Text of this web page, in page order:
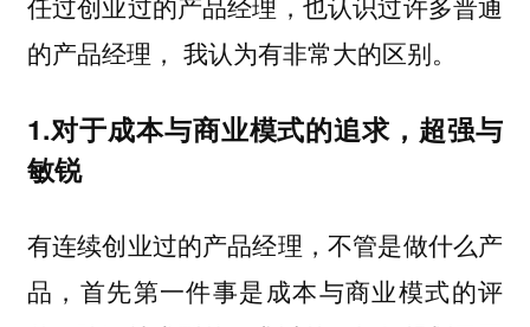
的产品经理， 我认为有非常大的区别。
1.对于成本与商业模式的追求，超强与
敏锐
有连续创业过的产品经理，不管是做什么产
品，首先第一件事是成本与商业模式的评